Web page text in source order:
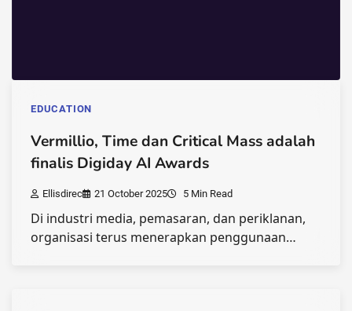
EDUCATION
Vermillio, Time dan Critical Mass adalah
finalis Digiday AI Awards
Ellisdirec 21 October 2025 5 Min Read
Di industri media, pemasaran, dan periklanan,
organisasi terus menerapkan penggunaan…